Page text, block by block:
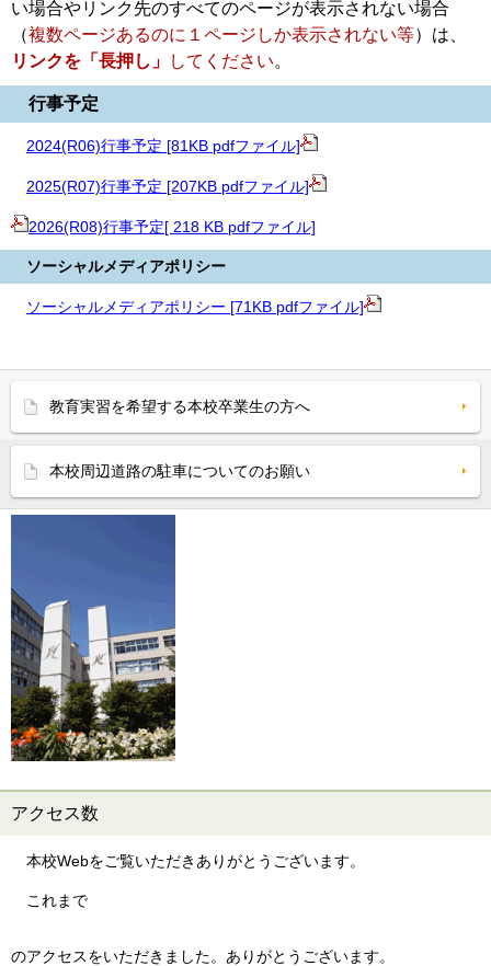
い場合やリンク先のすべてのページが表示されない場合
（複数ページあるのに１ページしか表示されない等） は、
リンクを「長押し」
してください。
行事予定
2024(R06)行事予定 [81KB pdfファイル]
2025(R07)行事予定 [207KB pdfファイル]
2026(R08)行事予定[ 218 KB pdfファイル]
ソーシャルメディアポリシー
ソーシャルメディアポリシー [71KB pdfファイル]
教育実習を希望する本校卒業生の方へ
本校周辺道路の駐車についてのお願い
アクセス数
本校Webをご覧いただきありがとうございます。
これまで
のアクセスをいただきました。ありがとうございます。